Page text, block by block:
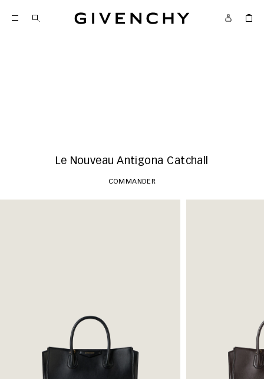
Givenchy
Le Nouveau Antigona Catchall
COMMANDER